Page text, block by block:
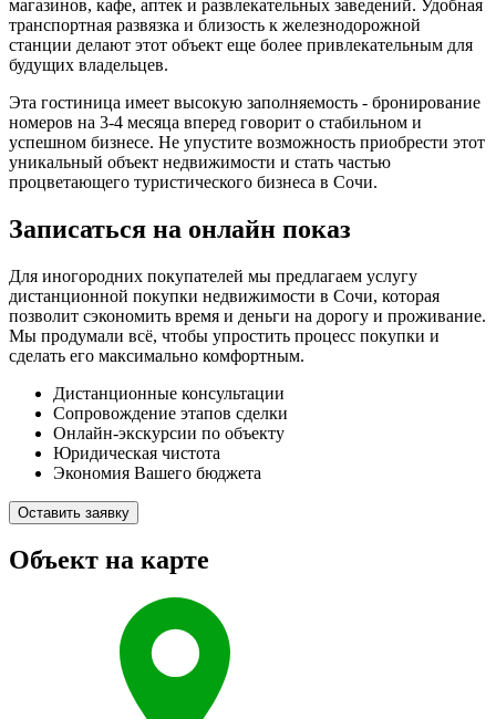
магазинов, кафе, аптек и развлекательных заведений. Удобная
транспортная развязка и близость к железнодорожной
станции делают этот объект еще более привлекательным для
будущих владельцев.
Эта гостиница имеет высокую заполняемость - бронирование
номеров на 3-4 месяца вперед говорит о стабильном и
успешном бизнесе. Не упустите возможность приобрести этот
уникальный объект недвижимости и стать частью
процветающего туристического бизнеса в Сочи.
Записаться на онлайн показ
Для иногородних покупателей мы предлагаем услугу
дистанционной покупки недвижимости в Сочи, которая
позволит сэкономить время и деньги на дорогу и проживание.
Мы продумали всё, чтобы упростить процесс покупки и
сделать его максимально комфортным.
Дистанционные консультации
Сопровождение этапов сделки
Онлайн-экскурсии по объекту
Юридическая чистота
Экономия Вашего бюджета
Оставить заявку
Объект на карте